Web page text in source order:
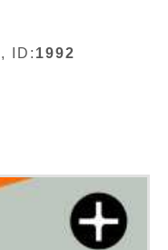
, ID: 1992